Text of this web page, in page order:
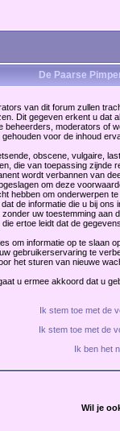
De Paarse
van dit forum zullen
Dit gegeven erkent u dat
beheerders, moderators of
voor de inhoud
obscene, vulgaire,
die van toepassing zijnde
wordt verbannen van
om deze
hebben om onderwerpen
de informatie die u bij
uw toestemming aan
ertoe leidt dat de
om informatie op te slaan
gebruikerservaring te
het sturen van nieuwe
u ermee akkoord dat u
Ik stem toe met de
Ik stem toe met de
Ik ben het
Wil je